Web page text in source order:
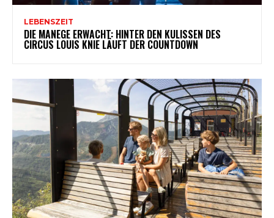
LEBENSZEIT
DIE MANEGE ERWACHT: HINTER DEN KULISSEN DES
CIRCUS LOUIS KNIE LÄUFT DER COUNTDOWN